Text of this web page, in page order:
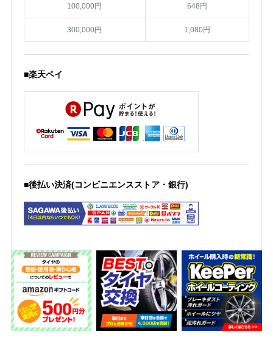
100,000円 648円
300,000円 1,080円
■楽天ペイ
■後払い決済(コンビニエンスストア・銀行)